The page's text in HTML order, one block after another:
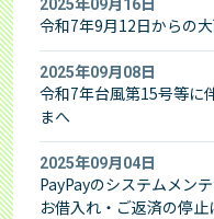
2025年09月16日
令和7年9月12日からの
2025年09月08日
令和7年台風第15号等に
まへ
2025年09月04日
PayPayのシステムメン
お借入れ・ご返済の停止